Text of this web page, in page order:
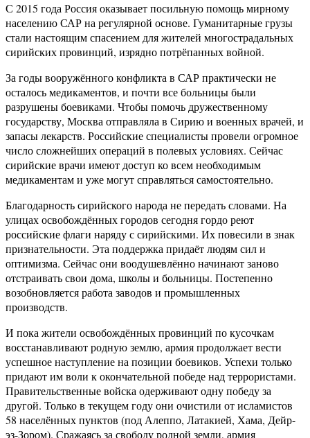
С 2015 года Россия оказывает посильную помощь мирному
населению САР на регулярной основе. Гуманитарные грузы
стали настоящим спасением для жителей многострадальных
сирийских провинций, изрядно потрёпанных войной.
За годы вооружённого конфликта в САР практически не
осталось медикаментов, и почти все больницы были
разрушены боевиками. Чтобы помочь дружественному
государству, Москва отправляла в Сирию и военных врачей, и
запасы лекарств. Российские специалисты провели огромное
число сложнейших операций в полевых условиях. Сейчас
сирийские врачи имеют доступ ко всем необходимым
медикаментам и уже могут справляться самостоятельно.
Благодарность сирийского народа не передать словами. На
улицах освобождённых городов сегодня гордо реют
российские флаги наряду с сирийскими. Их повесили в знак
признательности. Эта поддержка придаёт людям сил и
оптимизма. Сейчас они воодушевлённо начинают заново
отстраивать свои дома, школы и больницы. Постепенно
возобновляется работа заводов и промышленных
производств.
И пока жители освобождённых провинций по кусочкам
восстанавливают родную землю, армия продолжает вести
успешное наступление на позиции боевиков. Успехи только
придают им воли к окончательной победе над террористами.
Правительственные войска одерживают одну победу за
другой. Только в текущем году они очистили от исламистов
58 населённых пунктов (под Алеппо, Латакией, Хама, Дейр-
эз-Зором). Сражаясь за свободу родной земли, армия